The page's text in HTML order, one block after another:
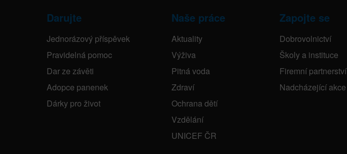
Darujte
Jednorázový příspěvek
Pravidelná pomoc
Dar ze závěti
Adopce panenek
Dárky pro život
Naše práce
Aktuality
Výživa
Pitná voda
Zdraví
Ochrana dětí
Vzdělání
UNICEF ČR
Zapojte se
Dobrovolnictví
Školy a instituce
Firemní partnerství
Nadcházející akce